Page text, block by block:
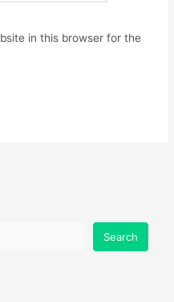
in this browser for the
Search